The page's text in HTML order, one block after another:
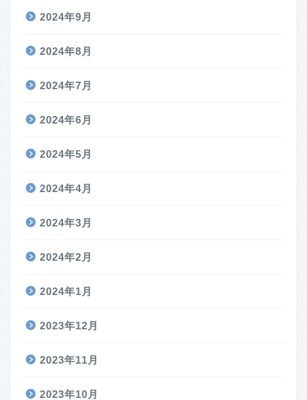
2024年9月
2024年8月
2024年7月
2024年6月
2024年5月
2024年4月
2024年3月
2024年2月
2024年1月
2023年12月
2023年11月
2023年10月